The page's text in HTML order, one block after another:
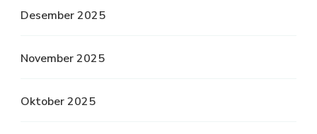
Desember 2025
November 2025
Oktober 2025